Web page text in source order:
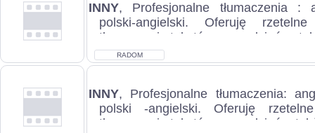
INNY, Profesjonalne tłumaczenia :
polski-angielski. Oferuję
tłumaczenia tekstów na co dzień, a
RADOM
INNY, Profesjonalne tłumaczenia:
polski -angielski. Oferuję
tłumaczenia tekstów na co dzień,a